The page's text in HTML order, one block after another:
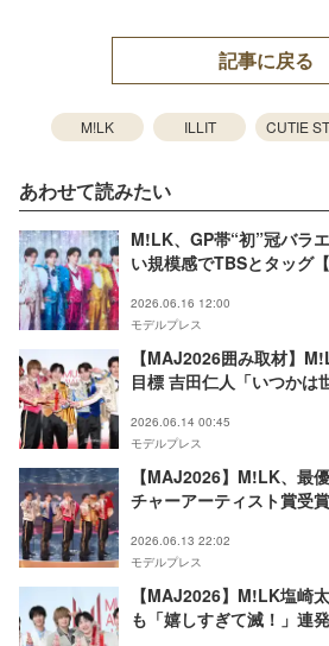
記事に戻る
M!LK ILLIT CUTIE
あわせて読みたい
M!LK、GP帯“初”冠バラ
い規模感でTBSとタッグ
2026.06.16 12:00
モデルプレス
【MAJ2026囲み取材】
目標 吉田仁人「いつかは
2026.06.14 00:45
モデルプレス
【MAJ2026】M!LK、最
チャーアーティスト賞受
2026.06.13 22:02
モデルプレス
【MAJ2026】M!LK塩崎
も「嬉しすぎて滅！」連